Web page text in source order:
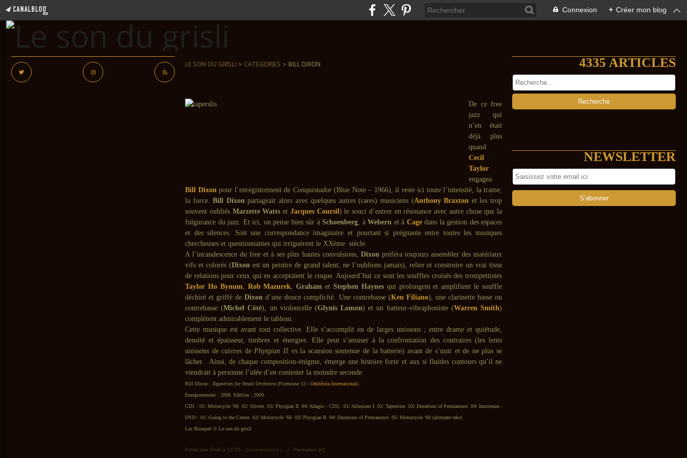
Connexion + Créer mon blog
LE SON DU GRISLI > CATEGORIES > BILL DIXON
De ce free
jazz qui
n’en était
déjà plus
quand
Cecil
Taylor
engagea
Bill Dixon pour l’enregistrement de Conquistador(Blue Note – 1966), il reste ici toute l’intensité, la trame,
la force.Bill Dixonpartageait alors avec quelques autres (rares) musiciens (Anthony Braxton et les trop
souvent oubliés Marzette Watts et Jacques Coursil) le souci d’entrer en résonance avec autre chose que la
fulgurance du jazz. Et ici, on pense bien sûr à Schoenberg, à Webern et à Cage dans la gestion des espaces
et des silences. Soit une correspondance imaginaire et pourtant si prégnante entre toutes les musiques
chercheuses et questionnantes qui irriguèrent le XXème siècle.
A l’incandescence du free et à ses plus hautes convulsions, Dixonpréféra toujours assembler des matériaux
vifs et colorés (Dixonest un peintre de grand talent, ne l’oublions jamais), relier et construire un vrai tissu
de relations pour ceux qui en acceptaient le risque. Aujourd’hui ce sont les souffles croisés des trompettistes
Taylor Ho Bynum, Rob Mazurek,Graham etStephen Haynesqui prolongent et amplifient le souffle
déchiré et griffé deDixon d’une douce complicité. Une contrebasse (Ken Filiano), une clarinette basse ou
contrebasse (Michel Côté), un violoncelle (Glynis Lomon) et un batteur-vibraphoniste (Warren Smith)
complètent admirablement le tableau.
Cette musique est avant tout collective. Elle s’accomplit en de larges unissons ; entre drame et quiétude,
densité et épaisseur, timbres et énergies. Elle peut s’amuser à la confrontation des contraires (les lents
unissons de cuivres dePhyrgian II vs la scansion soutenue de la batterie) avant de s’unir et de ne plus se
lâcher. Ainsi, de chaque composition-énigme, émerge une histoire forte et aux si fluides contours qu’il ne
viendrait à personne l’idée d’en contester la moindre seconde.
Bill Dixon : Tapestries for Small Orchestra (Firehouse 12 / Orkhêstra International)
Enregistrement : 2008. Edition : 2009.
CD1 : 01/ Motorcycle ’66 02/ Slivers 03/ Phyrgian II 04/ Adagio - CD2 : 01/ Allusions I 02/ Tapestries 03/ Durations of Permanence 04/ Innocenza -
DVD : 01/ Going to the Center 02/ Motorcycle ’66 03/ Phyrgian II 04/ Durations of Permanence 05/ Motorcycle ’66 (alternate take)
Luc Bouquet © Le son du grisli
Posté par Grisli à 13:55 - Commentaires [ ] - Permalien [#]
4335 ARTICLES
NEWSLETTER